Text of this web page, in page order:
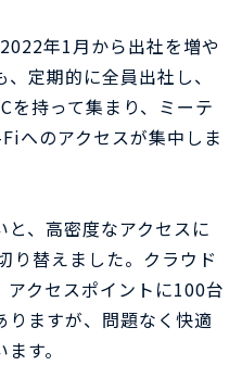
年1月から出社を増や
定期的に全員出社し、
を持って集まり、ミーテ
へのアクセスが集中しま
、高密度なアクセスに
り替えました。クラウド
クセスポイントに100台
りますが、問題なく快適
す。